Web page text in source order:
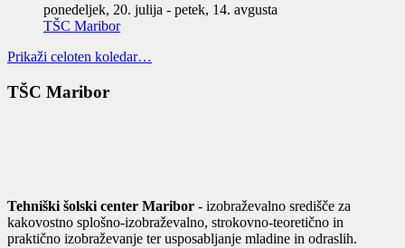
ponedeljek, 20. julija - petek, 14. avgusta
TŠC Maribor
Prikaži celoten koledar…
TŠC Maribor
Tehniški šolski center Maribor - izobraževalno središče za
kakovostno splošno-izobraževalno, strokovno-teoretično in
praktično izobraževanje ter usposabljanje mladine in odraslih.